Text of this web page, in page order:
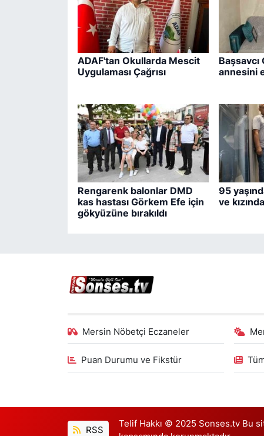
ADAF'tan Okullarda Mescit
Uygulaması Çağrısı
Başsavcı
annesini
Rengarenk balonlar DMD
kas hastası Görkem Efe için
gökyüzüne bırakıldı
95
ve
Mersin Nöbetçi Eczaneler
Puan Durumu ve Fikstür
RSS
Telif Hakkı © 2025 Sonses.tv Bu